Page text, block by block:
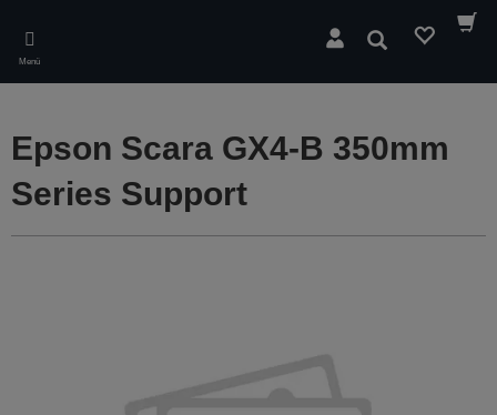
main
content
Menü
Suchen
Epson Scara GX4-B 350mm
Series Support